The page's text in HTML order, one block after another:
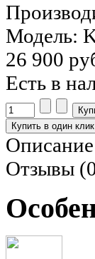
Модель:
26 900
Есть в
Описание
Отзывы